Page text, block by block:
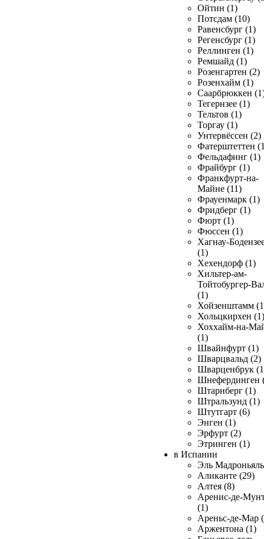
Ойтин (1)
Потсдам (10)
Равенсбург (1)
Регенсбург (1)
Реллинген (1)
Ремшайд (1)
Розенгартен (2)
Розенхайм (1)
Саарбрюккен
Тегернзее (1)
Тельтов (1)
Торгау (1)
Унтервёссен (2)
Фатерштеттен
Фельдафинг (1)
Фрайбург (1)
Франкфурт-на-
Майне (11)
Фрауенмарк (1)
Фридберг (1)
Фюрт (1)
Фюссен (1)
Хагнау-
(1)
Хехендорф (1)
Хильтер-ам-
Тойтобургер-
(1)
Хойзенштамм
Хольцкирхен (1)
Хоххайм-на-
(1)
Швайнфурт (1)
Шварцвальд (2)
Шварценбрук
Шнефердинген
Штарнберг (1)
Штральзунд (1)
Штутгарт (6)
Энген (1)
Эрфурт (2)
Этринген (1)
в Испании
Эль
Аликанте (29)
Алтея (8)
Аренис-де-
(1)
Ареньс-де-Мар
Аржентона (1)